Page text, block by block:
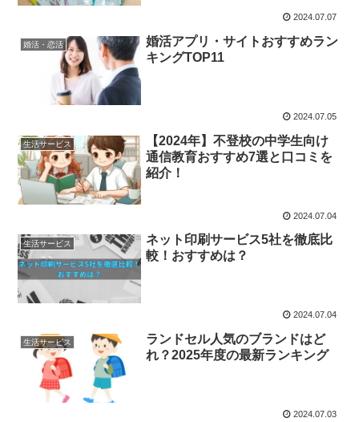
2024.07.07
婚活・恋活
婚活アプリ・サイトおすすめラン
キングTOP11
2024.07.05
生活サービス
【2024年】不登校の中学生向け
通信教育おすすめ7選と口コミを
紹介！
2024.07.04
生活サービス
ネット印刷サービス5社を徹底比
較！おすすめは？
2024.07.04
生活サービス
ランドセル人気のブランドはど
れ？2025年度の最新ランキング
2024.07.03